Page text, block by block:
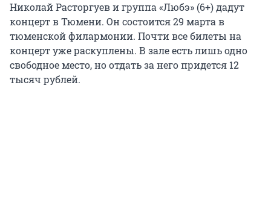
Николай Расторгуев и группа «Любэ» (6+) дадут
концерт в Тюмени. Он состоится 29 марта в
тюменской филармонии. Почти все билеты на
концерт уже раскуплены. В зале есть лишь одно
свободное место, но отдать за него придется 12
тысяч рублей.